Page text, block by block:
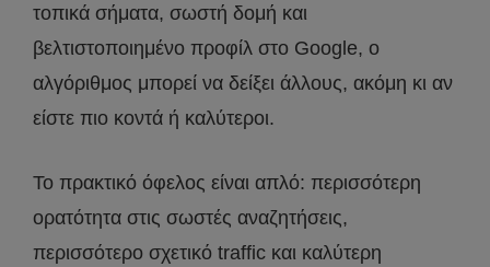
τοπικά σήματα, σωστή δομή και
βελτιστοποιημένο προφίλ στο Google, ο
αλγόριθμος μπορεί να δείξει άλλους, ακόμη κι αν
είστε πιο κοντά ή καλύτεροι.
Το πρακτικό όφελος είναι απλό: περισσότερη
ορατότητα στις σωστές αναζητήσεις,
περισσότερο σχετικό traffic και καλύτερη